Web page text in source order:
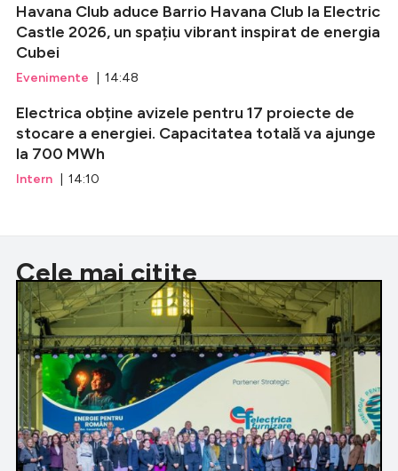
Havana Club aduce Barrio Havana Club la Electric
Castle 2026, un spațiu vibrant inspirat de energia
Cubei
Evenimente | 14:48
Electrica obține avizele pentru 17 proiecte de
stocare a energiei. Capacitatea totală va ajunge
la 700 MWh
Intern | 14:10
Cele mai citite